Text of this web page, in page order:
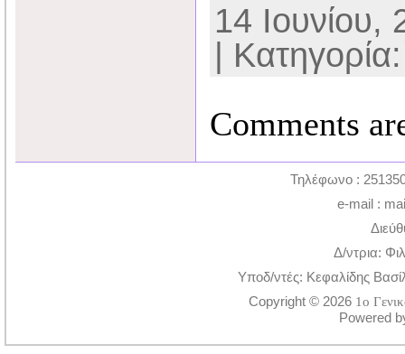
14
|
Comments
Τηλέφωνο :
e-mail :
Δ/ντρια:
Υποδ/ντές: Κεφαλίδης
Copyright © 2026 1ο
Powered